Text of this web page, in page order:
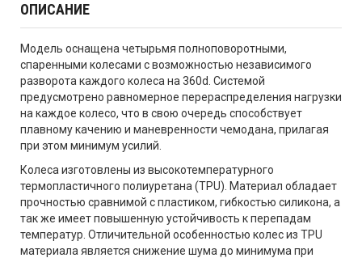
ОПИСАНИЕ
Модель оснащена четырьмя полноповоротными,
спаренными колесами с возможностью независимого
разворота каждого колеса на 360d. Системой
предусмотрено равномерное перераспределения нагрузки
на каждое колесо, что в свою очередь способствует
плавному качению и маневренности чемодана, прилагая
при этом минимум усилий.
Колеса изготовлены из высокотемпературного
термопластичного полиуретана (TPU). Материал обладает
прочностью сравнимой с пластиком, гибкостью силикона, а
так же имеет повышенную устойчивость к перепадам
температур. Отличительной особенностью колес из TPU
материала является снижение шума до минимума при